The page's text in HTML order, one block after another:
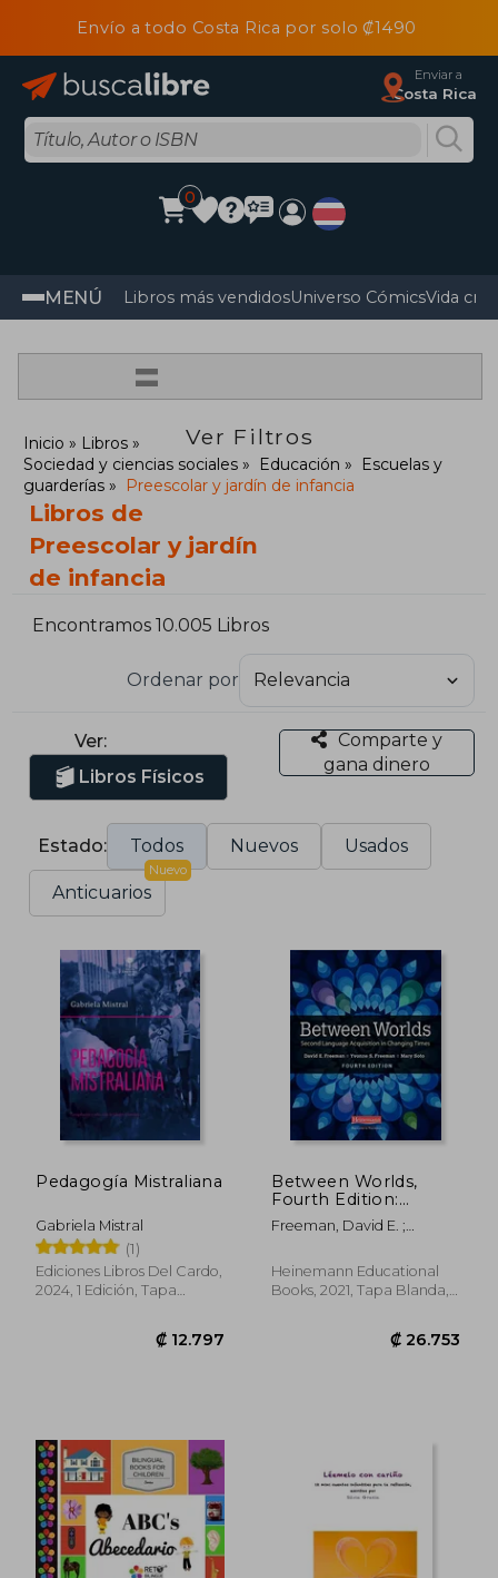
Envío a todo Costa Rica por solo ₡1490
Enviar a
Costa Rica
0
MENÚ Libros más vendidosUniverso CómicsVida
=
Ver Filtros
Inicio
Libros
Sociedad y ciencias sociales
Educación
Escuelas y
guarderías
Preescolar y jardín de infancia
Libros de
Preescolar y jardín
de infancia
Encontramos 10.005 Libros
Ordenar por
Ver:
Libros Físicos
Comparte y
gana dinero
Estado: Todos Nuevos Usados
Anticuarios
Nuevo
Pedagogía Mistraliana
Gabriela Mistral
(1)
Ediciones Libros Del Cardo,
2024, 1 Edición, Tapa
₡ 12.797
Between Worlds,
Fourth Edition:
Second Language
Acquisition in
Inglés)
Freeman, David E. ;
Mary
Heinemann Educational
Books, 2021, Tapa Blanda,